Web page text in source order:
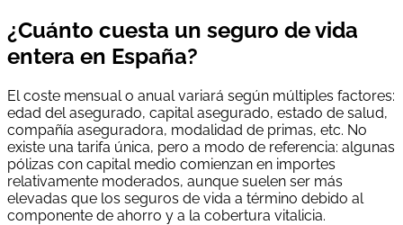
¿Cuánto cuesta un seguro de vida
entera en España?
El coste mensual o anual variará según múltiples factores:
edad del asegurado, capital asegurado, estado de salud,
compañía aseguradora, modalidad de primas, etc. No
existe una tarifa única, pero a modo de referencia: algunas
pólizas con capital medio comienzan en importes
relativamente moderados, aunque suelen ser más
elevadas que los seguros de vida a término debido al
componente de ahorro y a la cobertura vitalicia.